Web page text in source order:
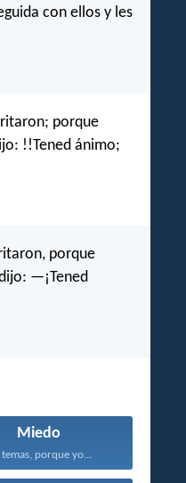
con ellos y les
porque
!!Tened ánimo;
porque
—¡Tened
Miedo
temas, porque yo...